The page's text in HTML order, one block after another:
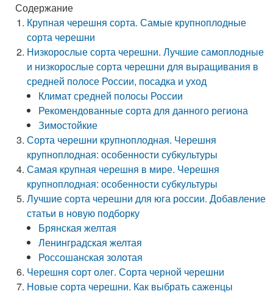
Содержание
Крупная черешня сорта. Самые крупноплодные
сорта черешни
Низкорослые сорта черешни. Лучшие самоплодные
и низкорослые сорта черешни для выращивания в
средней полосе России, посадка и уход
Климат средней полосы России
Рекомендованные сорта для данного региона
Зимостойкие
Сорта черешни крупноплодная. Черешня
крупноплодная: особенности субкультуры
Самая крупная черешня в мире. Черешня
крупноплодная: особенности субкультуры
Лучшие сорта черешни для юга россии. Добавление
статьи в новую подборку
Брянская желтая
Ленинградская желтая
Россошанская золотая
Черешня сорт олег. Сорта черной черешни
Новые сорта черешни. Как выбрать саженцы